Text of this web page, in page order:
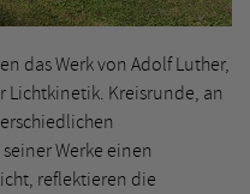
das Werk von Adolf Luther,
Lichtkinetik. Kreisrunde, an
Werke einen
reflektieren die